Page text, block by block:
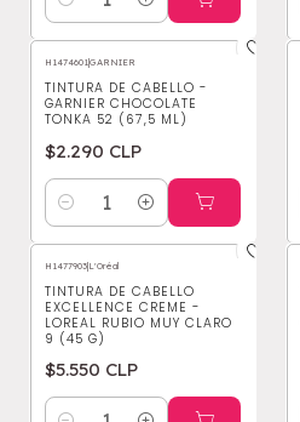
Cantidad
H1474601|GARNIER
TINTURA DE CABELLO -
GARNIER CHOCOLATE
TONKA 52 (67,5 ML)
$2.290 CLP
Cantidad
H1477903|L'Oréal
TINTURA DE CABELLO
EXCELLENCE CREME -
LOREAL RUBIO MUY CLARO
9 (45 G)
$5.550 CLP